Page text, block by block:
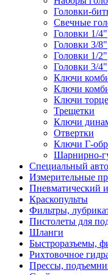
Головки-
Свечные
Головки 1/4"
Головки 3/8"
Головки 1/2"
Головки 3/4"
Ключи
Ключи
Ключи
Трещетки
Ключи
Отвертки
Ключи Г-
Шарнирно-
Специальный
Измерительные
Пневматический
Краскопульты
Фильтры,
Пистолеты для
Шланги
Быстроразъемы,
Рихтовочное
Прессы,